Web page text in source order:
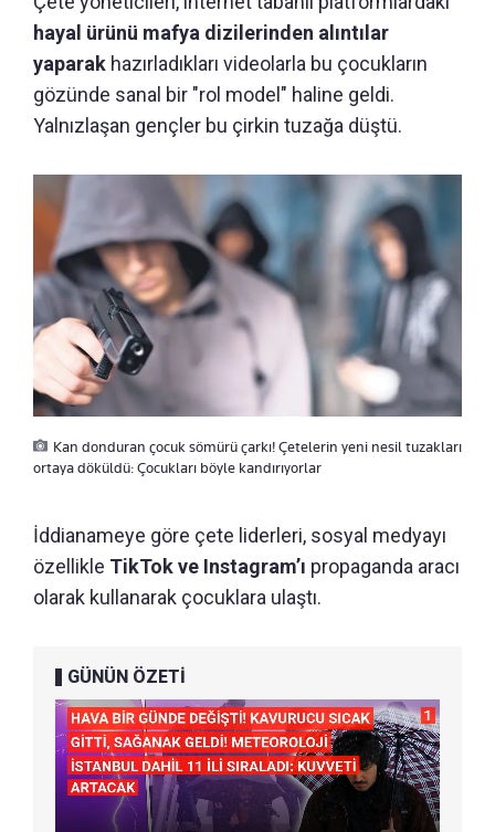
hayal ürünü mafya dizilerinden alıntılar
yaparak hazırladıkları videolarla bu çocukların
gözünde sanal bir "rol model" haline geldi.
Yalnızlaşan gençler bu çirkin tuzağa düştü.
Kan donduran çocuk sömürü çarkı! Çetelerin yeni nesil tuzakları
ortaya döküldü: Çocukları böyle kandırıyorlar
İddianameye göre çete liderleri, sosyal medyayı
özellikle TikTok ve Instagram’ı propaganda aracı
olarak kullanarak çocuklara ulaştı.
GÜNÜN ÖZETİ